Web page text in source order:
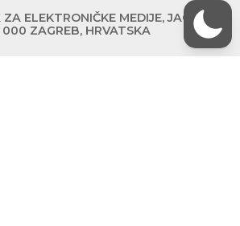
ELEKTRONIČKE MEDIJE, JAGIĆEVA
000 ZAGREB, HRVATSKA